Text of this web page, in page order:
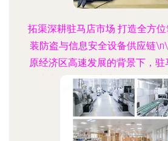
拓渠深耕驻马店市场 打造全方
装防盗与信息安全设备供应链
原经济区高速发展的背景下，
且商贸活跃的城市之一，政企、
一线服装零售门店的信息化与实
受挑战。针对这一需求，我们现
厂网全国信息库并落地驻马店的